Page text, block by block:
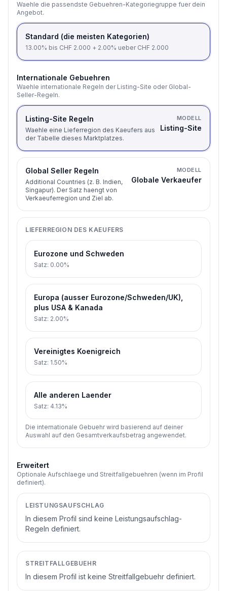
Waehle die passendste Gebuehren-Kategoriegruppe fuer dein
Angebot.
Standard (die meisten Kategorien)
13.00% bis CHF 2.000 + 2.00% ueber CHF 2.000
Internationale Gebuehren
Waehle internationale Regeln der Listing-Site oder Global-
Seller-Regeln.
Listing-Site Regeln
Waehle eine Lieferregion des Kaeufers aus
der Tabelle dieses Marktplatzes.
MODELL
Listing-Site
Global Seller Regeln
Additional Countries (z. B. Indien,
Singapur). Der Satz haengt von
Verkaeuferregion und Ziel ab.
MODELL
Globale Verkaeufer
LIEFERREGION DES KAEUFERS
Eurozone und Schweden
Satz: 0.00%
Europa (ausser Eurozone/Schweden/UK),
plus USA & Kanada
Satz: 2.00%
Vereinigtes Koenigreich
Satz: 1.50%
Alle anderen Laender
Satz: 4.13%
Die internationale Gebuehr wird basierend auf deiner
Auswahl auf den Gesamtverkaufsbetrag angewendet.
Erweitert
Optionale Aufschlaege und Streitfallgebuehren (wenn im Profil
definiert).
LEISTUNGSAUFSCHLAG
In diesem Profil sind keine Leistungsaufschlag-
Regeln definiert.
STREITFALLGEBUEHR
In diesem Profil ist keine Streitfallgebuehr definiert.